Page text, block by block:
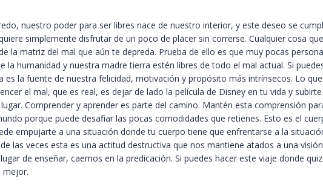
nuestro poder para ser libres nace de nuestro interior, y este deseo se
simplemente disfrutar de un poco de placer sin correrse. Cualquier cosa
la matriz del mal que aún te depreda. Prueba de ello es que muy pocas
la humanidad y nuestra madre tierra estén libres de todo el mal actual. Si
es la fuente de nuestra felicidad, motivación y propósito más intrínsecos. Lo
el mal, que es real, es dejar de lado la película de Disney en tu vida y
Comprender y aprender es parte del camino. Mantén esta comprensión
porque puede desafiar las pocas comodidades que retienes. Esto es el
empujarte a una situación donde tu cuerpo tiene que enfrentarse a la
las veces esta es una actitud destructiva que nos mantiene atados a una
de enseñar, caemos en la predicación. Si puedes hacer este viaje donde
mejor.